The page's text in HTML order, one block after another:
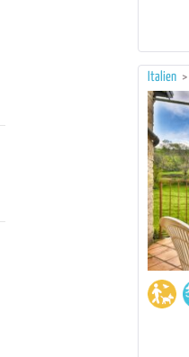
Italien >